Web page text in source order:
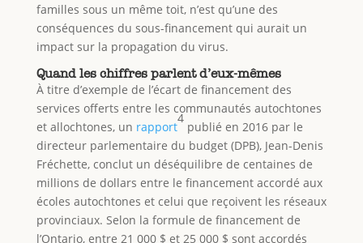
familles sous un même toit, n’est qu’une des
conséquences du sous-financement qui aurait un
impact sur la propagation du virus.
Quand les chiffres parlent d’eux-mêmes
À titre d’exemple de l’écart de financement des
services offerts entre les communautés autochtones
et allochtones, un rapport
4
publié en 2016 par le
directeur parlementaire du budget (DPB), Jean-Denis
Fréchette, conclut un déséquilibre de centaines de
millions de dollars entre le financement accordé aux
écoles autochtones et celui que reçoivent les réseaux
provinciaux. Selon la formule de financement de
l’Ontario, entre 21 000 $ et 25 000 $ sont accordés